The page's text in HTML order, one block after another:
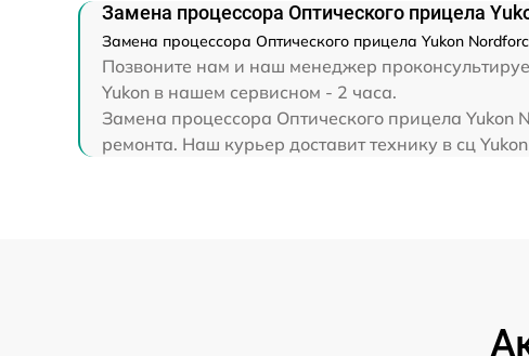
Замена процессора Оптического прицела
Замена процессора Оптического прицела Yukon
Позвоните нам и наш менеджер
Yukon в нашем сервисном - 2 часа.
Замена процессора Оптического прицела Yukon
ремонта. Наш курьер доставит технику в сц